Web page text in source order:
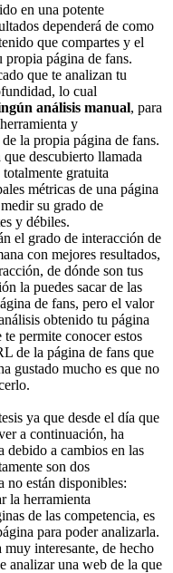
en una potente
dependerá de como
que compartes y el
propia página de fans.
que te analizan tu
lo cual
análisis manual, para
y
la propia página de fans.
descubierto llamada
gratuita
métricas de una página
su grado de
y débiles.
el grado de interacción de
con mejores resultados,
de dónde son tus
la puedes sacar de las
de fans, pero el valor
obtenido tu página
permite conocer estos
de la página de fans que
gustado mucho es que no
ya que desde el día que
a continuación, ha
debido a cambios en las
son dos
no están disponibles:
la herramienta
de las competencia, es
para poder analizarla.
interesante, de hecho
analizar una web de la que